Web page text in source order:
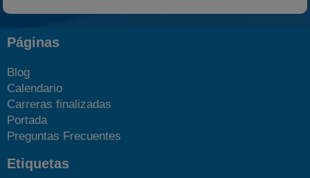
Páginas
Blog
Calendario
Carreras finalizadas
Portada
Preguntas Frecuentes
Etiquetas